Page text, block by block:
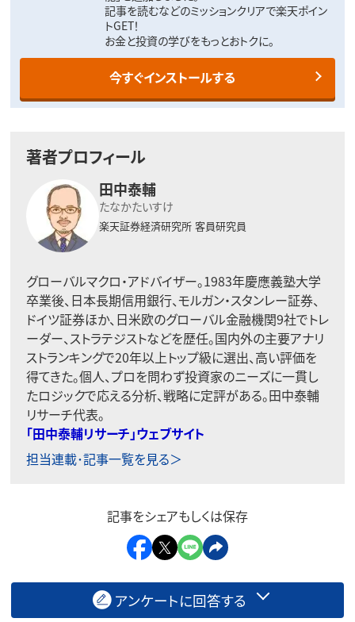
記事を読むなどのミッションクリアで楽天ポイン
トGET！
お金と投資の学びをもっとおトクに。
今すぐインストールする
著者プロフィール
田中泰輔
たなかたいすけ
楽天証券経済研究所 客員研究員
グローバルマクロ・アドバイザー。1983年慶應義塾大学
卒業後、日本長期信用銀行、モルガン・スタンレー証券、
ドイツ証券ほか、日米欧のグローバル金融機関9社でトレ
ーダー、ストラテジストなどを歴任。国内外の主要アナリ
ストランキングで20年以上トップ級に選出、高い評価を
得てきた。個人、プロを問わず投資家のニーズに一貫し
たロジックで応える分析、戦略に定評がある。田中泰輔
リサーチ代表。
「田中泰輔リサーチ」ウェブサイト
担当連載･記事一覧を見る＞
記事をシェアもしくは保存
アンケートに回答する